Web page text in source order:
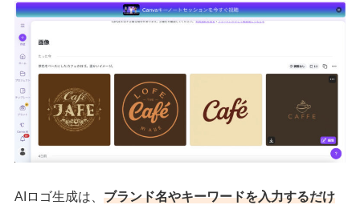
AIロゴ生成は、ブランド名やキーワードを入力するだけ